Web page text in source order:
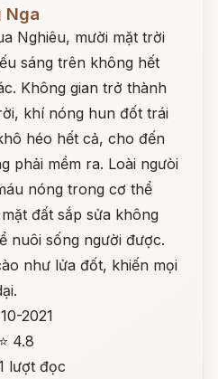
Nga
Nghiêu, mười mặt trời
sáng trên không hết
Không gian trở thành
khí nóng hun đốt trái
héo hết cả, cho đến
phải mềm ra. Loài ngưòi
nóng trong cơ thể
đất sắp sửa không
nuôi sống người được.
như lửa đốt, khiến mọi
2021
⭐ 4.8
lượt đọc